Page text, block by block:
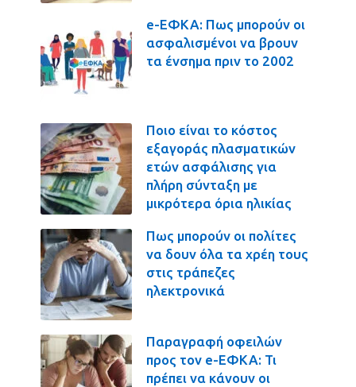
e-ΕΦΚΑ: Πως μπορούν οι
ασφαλισμένοι να βρουν
τα ένσημα πριν το 2002
Ποιο είναι το κόστος
εξαγοράς πλασματικών
ετών ασφάλισης για
πλήρη σύνταξη με
μικρότερα όρια ηλικίας
Πως μπορούν οι πολίτες
να δουν όλα τα χρέη τους
στις τράπεζες
ηλεκτρονικά
Παραγραφή οφειλών
προς τον e-ΕΦΚΑ: Τι
πρέπει να κάνουν οι